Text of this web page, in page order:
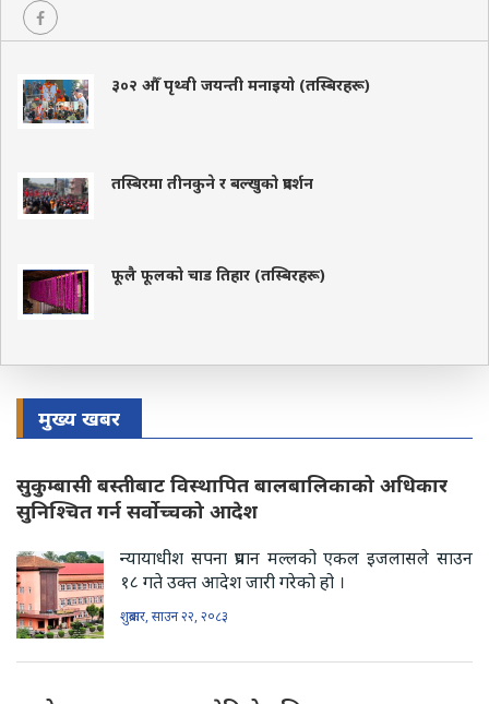
३०२ औँ पृथ्वी जयन्ती मनाइयो (तस्बिरहरू)
तस्बिरमा तीनकुने र बल्खुको प्रदर्शन
फूलै फूलको चाड तिहार (तस्बिरहरू)
मुख्य खबर
सुकुम्बासी बस्तीबाट विस्थापित बालबालिकाको अधिकार
सुनिश्चित गर्न सर्वोच्चको आदेश
न्यायाधीश सपना प्रधान मल्लको एकल इजलासले साउन
१८ गते उक्त आदेश जारी गरेको हो ।
शुक्रबार, साउन २२, २०८३